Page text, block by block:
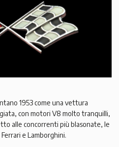
1953 come una vettura
con motori V8 molto tranquilli,
alle concorrenti più blasonate, le
e Lamborghini.